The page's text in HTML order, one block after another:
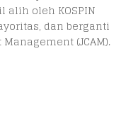
alih oleh KOSPIN
dan berganti
(JCAM).